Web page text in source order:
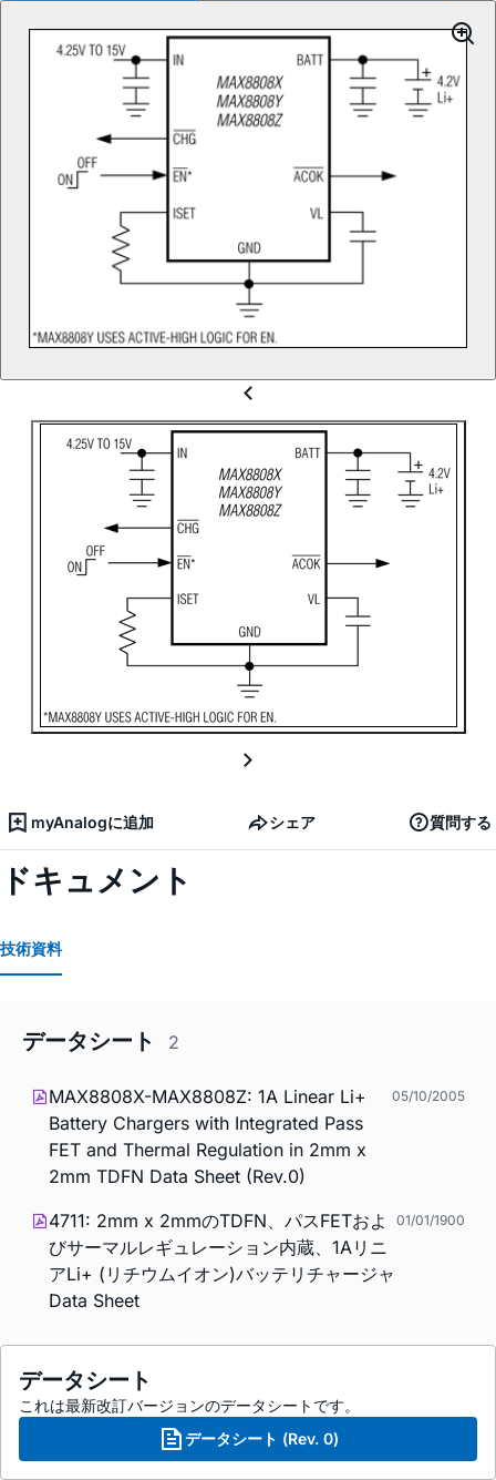
myAnalogに追加 シェア 質問する
ドキュメント
技術資料
データシート 2
MAX8808X-MAX8808Z: 1A Linear Li+
Battery Chargers with Integrated Pass
FET and Thermal Regulation in 2mm x
2mm TDFN Data Sheet (Rev.0)
05/10/2005
4711: 2mm x 2mmのTDFN、パスFETおよ
びサーマルレギュレーション内蔵、1Aリニ
アLi+ (リチウムイオン)バッテリチャージャ
Data Sheet
01/01/1900
データシート
これは最新改訂バージョンのデータシートです。
データシート (Rev. 0)